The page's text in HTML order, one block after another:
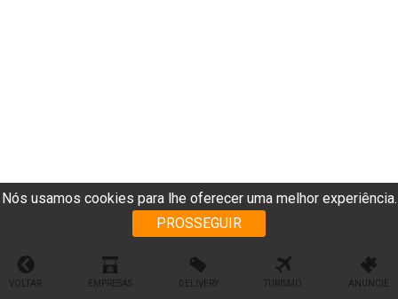
Nós usamos cookies para lhe oferecer uma melhor experiência.
PROSSEGUIR
VOLTAR EMPRESAS DELIVERY TURISMO ANUNCIE